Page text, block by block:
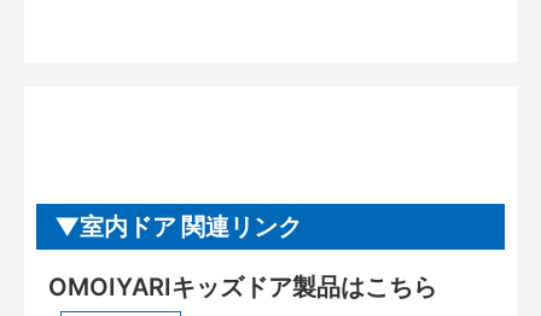
室内ドア 関連リンク
OMOIYARIキッズドア製品はこちら